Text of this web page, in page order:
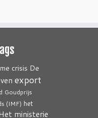
crisis De
export
Goudprijs
(IMF) het
ministerie